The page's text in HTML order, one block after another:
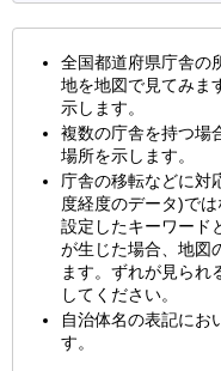
全国都道府県庁舎の
地を地図で見てみま
示します。
複数の庁舎を持つ場
場所を示します。
庁舎の移転などに対
度経度のデータ)で
設定したキーワード
が生じた場合、地図
ます。ずれが見られ
してください。
自治体名の表記にお
す。